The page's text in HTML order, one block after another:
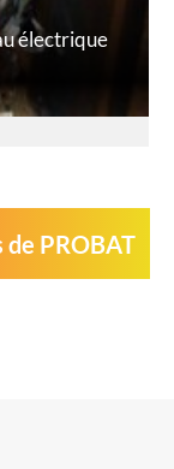
électrique
de PROBAT